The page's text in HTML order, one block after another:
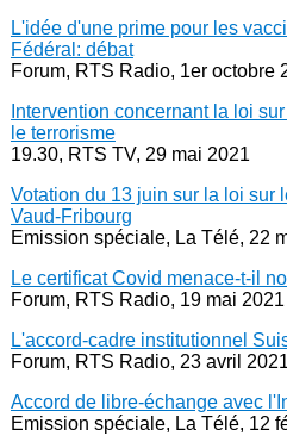
L'idée d'une prime pour les
Fédéral: débat
Forum, RTS Radio, 1er octobre
Intervention concernant la loi
le terrorisme
19.30, RTS TV, 29 mai 2021
Votation du 13 juin sur la loi sur
Vaud-Fribourg
Emission spéciale, La Télé, 22
Le certificat Covid menace-t-il
Forum, RTS Radio, 19 mai 2021
L'accord-cadre institutionnel
Forum, RTS Radio, 23 avril 2021
Accord de libre-échange avec
Emission spéciale, La Télé, 12